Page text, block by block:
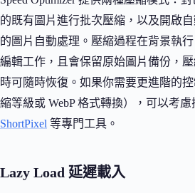
的既有圖片進行批次壓縮，以及開啟
的圖片自動處理。壓縮過程在背景執
編輯工作，且會保留原始圖片備份，
時可隨時恢復。如果你需要更進階的
縮等級或 WebP 格式轉換），可以考慮
ShortPixel 等專門工具。
Lazy Load 延遲載入